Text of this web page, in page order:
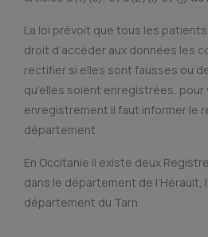
La loi prévoit que tous les
droit d’accéder aux données les
rectifier si elles sont fausses ou
qu’elles soient enregistrées,
enregistrement il faut informer le
département
En Occitanie il existe deux
dans le département de l’Hérault,
département du Tarn.